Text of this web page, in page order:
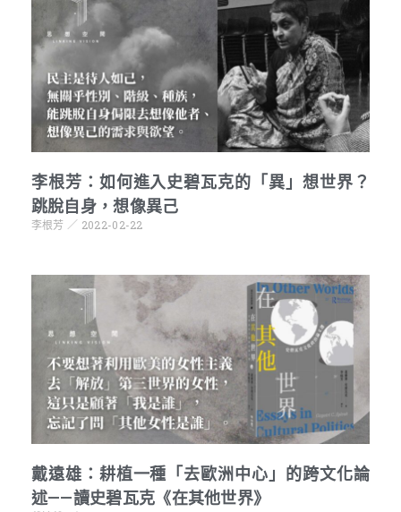
李根芳：如何進入史碧瓦克的「異」想世界？
跳脫自身，想像異己
李根芳 2022-02-22
戴遠雄：耕植一種「去歐洲中心」的跨文化論
述——讀史碧瓦克《在其他世界》